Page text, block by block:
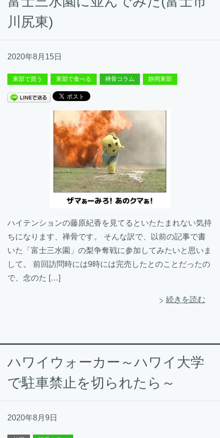
川尻東)
2020年8月15日
東部で買う 東部で食べる 禅骨コラム 静岡東部
ハイテンションの藤原紀香を見てるといたたまれない気持
ちになります、禅骨です。 そんな訳で、以前の記事で書
いた「富士三水園」の梨争奪戦に参加してみたいと思いま
して。 前回訪問時には9時には完売したとのことだったの
で、念のた […]
続きを読む
ハワイウォーカー～ハワイ大学
で駐車禁止を切られたら～
2020年8月9日